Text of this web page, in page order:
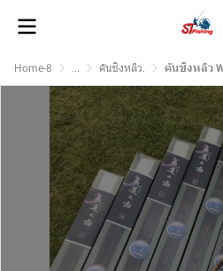
Home-8 ... คันชิงหลิว. คันชิงหลิว